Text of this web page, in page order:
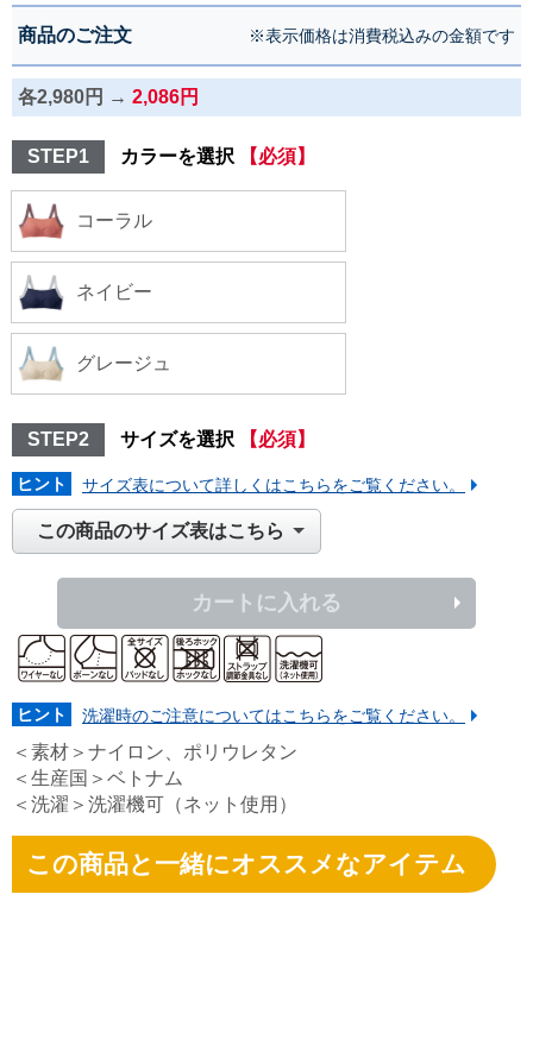
商品のご注文 ※表示価格は消費税込みの金額です
各2,980円 → 2,086円
STEP1 カラーを選択 【必須】
コーラル
ネイビー
グレージュ
STEP2 サイズを選択 【必須】
ヒント サイズ表について詳しくはこちらをご覧ください。
この商品のサイズ表はこちら
カートに入れる
ヒント 洗濯時のご注意についてはこちらをご覧ください。
＜素材＞ナイロン、ポリウレタン
＜生産国＞ベトナム
＜洗濯＞洗濯機可（ネット使用）
この商品と一緒にオススメなアイテム